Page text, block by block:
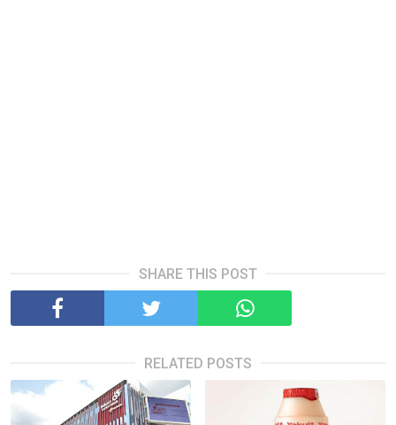
SHARE THIS POST
RELATED POSTS